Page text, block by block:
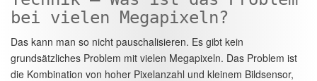
bei vielen Megapixeln?
Das kann man so nicht pauschalisieren. Es gibt kein
grundsätzliches Problem mit vielen Megapixeln. Das Problem ist
die Kombination von hoher Pixelanzahl und kleinem Bildsensor,